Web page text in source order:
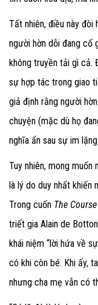
Tất nhiên, điều này
người hờn dỗi đang cố
không truyền tải gì cả.
sự hợp tác trong giao
giả định rằng người
chuyện (mặc dù họ
nghĩa ẩn sau sự im
Tuy nhiên, mong
là lý do duy nhất khiến
Trong cuốn The
triết gia Alain de
khái niệm “lời hứa về
có khi còn bé. Khi ấy,
nhưng cha mẹ vẫn có